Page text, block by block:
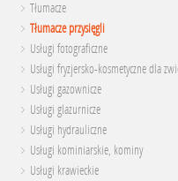
Tłumacze
Tłumacze przysięgli
Usługi fotograficzne
Usługi fryzjersko-kosmetyczne dla
Usługi gazownicze
Usługi glazurnicze
Usługi hydrauliczne
Usługi kominiarskie, kominy
Usługi krawieckie